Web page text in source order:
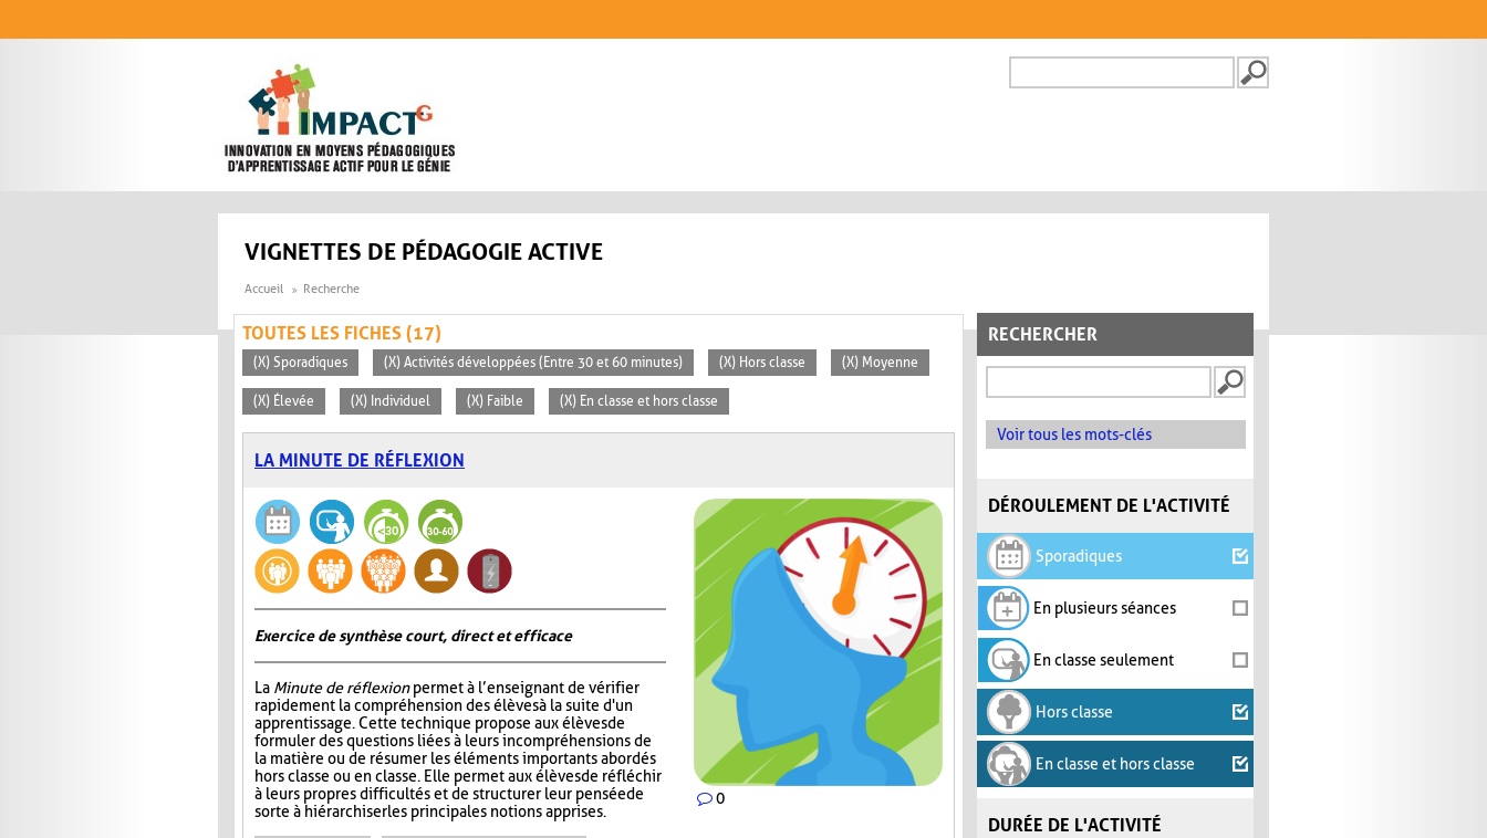
FORMULAIRE DE
VIGNETTES DE PÉDAGOGIE ACTIVE
Accueil Recherche
RECHERCHER
Voir tous les mots-clés
DÉROULEMENT DE L'ACTIVITÉ
Sporadiques
En plusieurs séances
En classe seulement
Hors classe
En classe et hors classe
DURÉE DE L'ACTIVITÉ
TOUTES LES FICHES (17)
(X) Sporadiques (X) Activités développées (Entre 30 et 60 minutes) (X) Hors classe (X) Moyenne
(X) Élevée (X) Individuel (X) Faible (X) En classe et hors classe
LA MINUTE DE RÉFLEXION
0
Exercice de synthèse court, direct et efficace
La Minute de réflexionpermet à l’enseignant de vérifier
rapidement la compréhension des élèves à la suite d'un
apprentissage. Cette technique propose aux élèves de
formuler des questions liées à leurs incompréhensions de
la matière ou de résumer les éléments importants abordés
hors classe ou en classe. Elle permet aux élèves de réfléchir
à leurs propres difficultés et de structurer leur pensée de
sorte à hiérarchiser les principales notions apprises.